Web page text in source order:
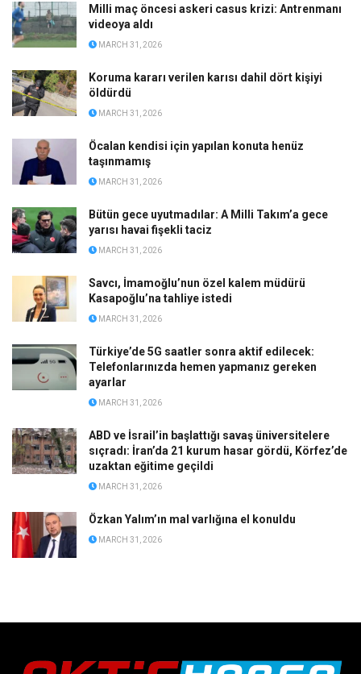
Milli maç öncesi askeri casus krizi: Antrenmanı
videoya aldı
MARCH 31, 2026
Koruma kararı verilen karısı dahil dört kişiyi
öldürdü
MARCH 31, 2026
Öcalan kendisi için yapılan konuta henüz
taşınmamış
MARCH 31, 2026
Bütün gece uyutmadılar: A Milli Takım’a gece
yarısı havai fişekli taciz
MARCH 31, 2026
Savcı, İmamoğlu’nun özel kalem müdürü
Kasapoğlu’na tahliye istedi
MARCH 31, 2026
Türkiye’de 5G saatler sonra aktif edilecek:
Telefonlarınızda hemen yapmanız gereken
ayarlar
MARCH 31, 2026
ABD ve İsrail’in başlattığı savaş üniversitelere
sıçradı: İran’da 21 kurum hasar gördü, Körfez’de
uzaktan eğitime geçildi
MARCH 31, 2026
Özkan Yalım’ın mal varlığına el konuldu
MARCH 31, 2026